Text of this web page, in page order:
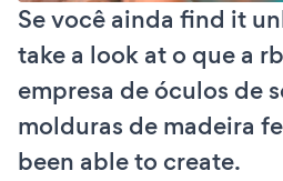
Se você ainda find it
take a look at o que a
empresa de óculos de
molduras de madeira
been able to create.